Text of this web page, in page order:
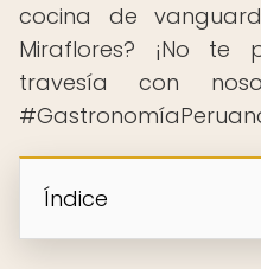
cocina de
Miraflores? ¡No te
travesía con
Índice